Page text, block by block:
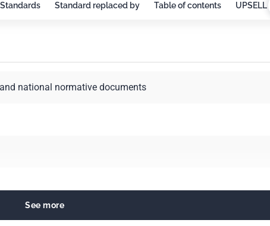
Standard replaced by Table of contents
national normative documents
See more